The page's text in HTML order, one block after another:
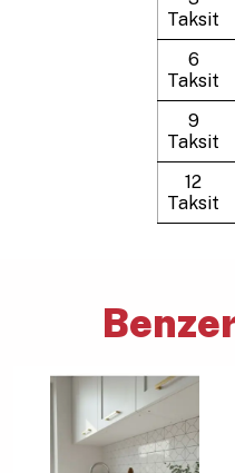
Taksit
6
Taksit
9
Taksit
12
Taksit